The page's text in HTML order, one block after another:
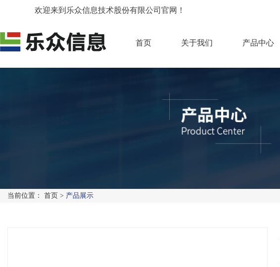
欢迎来到乐众信息技术股份有限公司官网！
首页 关于我们 产品中心
当前位置： 首页 > 产品展示